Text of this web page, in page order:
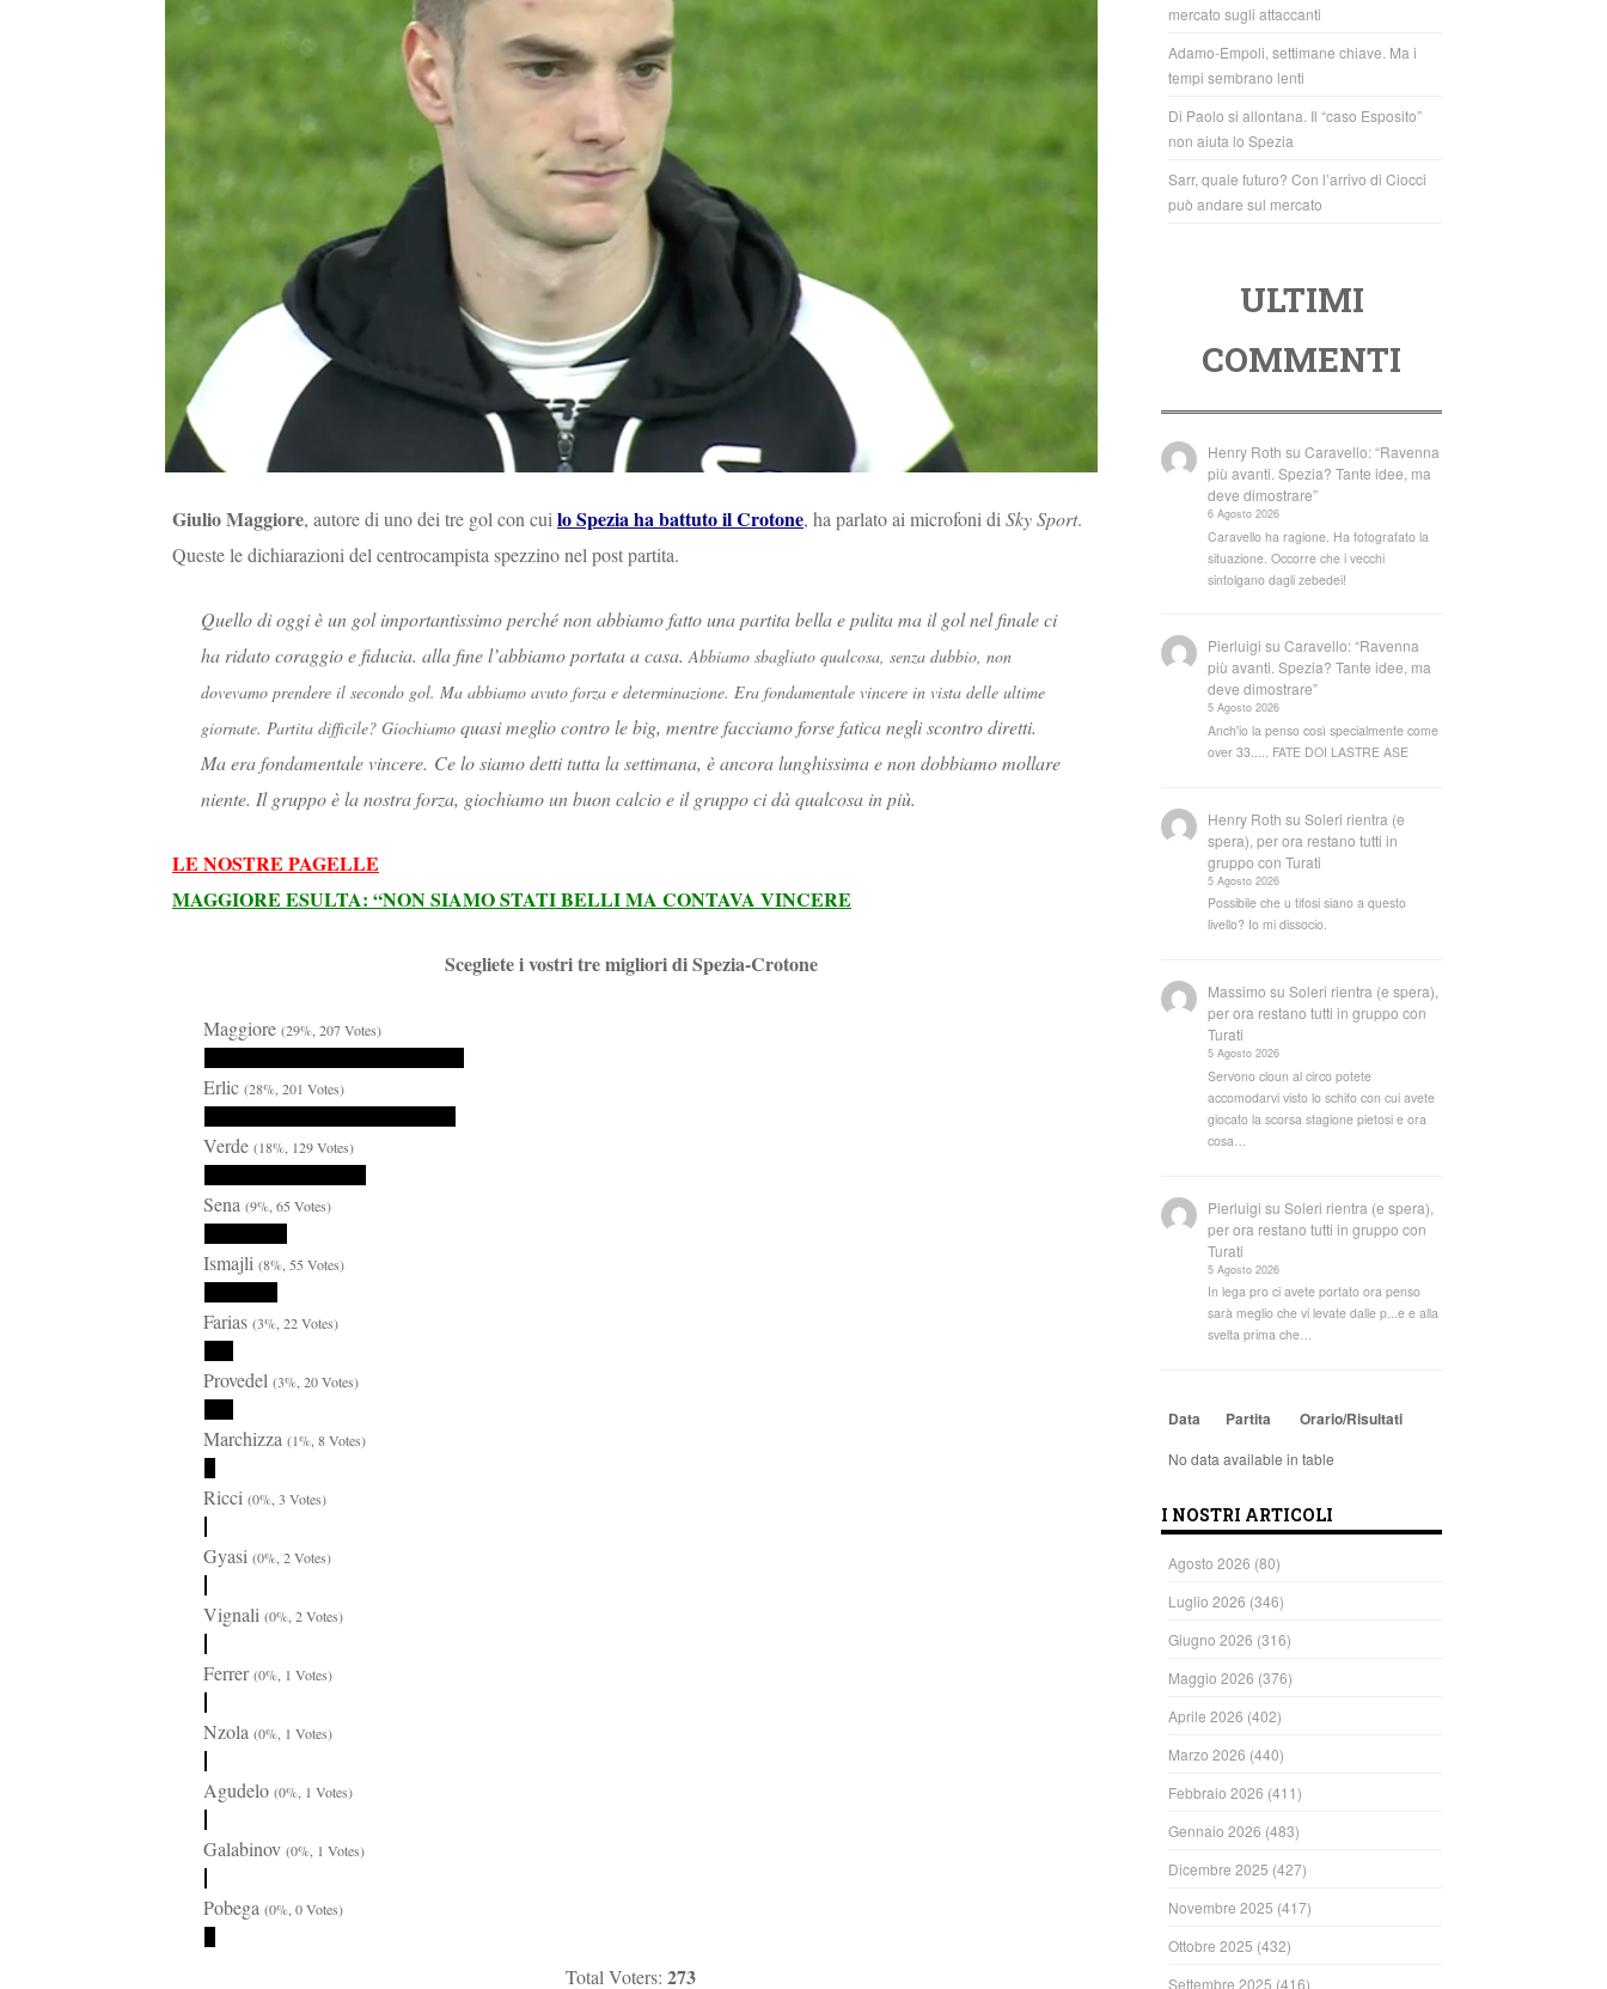
Giulio Maggiore, autore di uno dei tre gol con cui lo Spezia ha battuto il Crotone, ha parlato ai microfoni di Sky Sport.
Queste le dichiarazioni del centrocampista spezzino nel post partita.
Quello di oggi è un gol importantissimo perché non abbiamo fatto una partita bella e pulita ma il gol nel finale ci
ha ridato coraggio e fiducia. alla fine l’abbiamo portata a casa. Abbiamo sbagliato qualcosa, senza dubbio, non
dovevamo prendere il secondo gol. Ma abbiamo avuto forza e determinazione. Era fondamentale vincere in vista delle ultime
giornate. Partita difficile? Giochiamo quasi meglio contro le big, mentre facciamo forse fatica negli scontro diretti.
Ma era fondamentale vincere. Ce lo siamo detti tutta la settimana, è ancora lunghissima e non dobbiamo mollare
niente. Il gruppo è la nostra forza, giochiamo un buon calcio e il gruppo ci dà qualcosa in più.
LE NOSTRE PAGELLE
MAGGIORE ESULTA: “NON SIAMO STATI BELLI MA CONTAVA VINCERE
Scegliete i vostri tre migliori di Spezia-Crotone
Maggiore (29%, 207 Votes)
Erlic (28%, 201 Votes)
Verde (18%, 129 Votes)
Sena (9%, 65 Votes)
Ismajli (8%, 55 Votes)
Farias (3%, 22 Votes)
Provedel (3%, 20 Votes)
Marchizza (1%, 8 Votes)
Ricci (0%, 3 Votes)
Gyasi (0%, 2 Votes)
Vignali (0%, 2 Votes)
Ferrer(0%, 1 Votes)
Nzola (0%, 1 Votes)
Agudelo (0%, 1 Votes)
Galabinov (0%, 1 Votes)
Pobega (0%, 0 Votes)
Total Voters:273
mercato sugli attaccanti
Adamo-Empoli, settimane chiave. Ma i
tempi sembrano lenti
Di Paolo si allontana. Il “caso Esposito”
non aiuta lo Spezia
Sarr, quale futuro? Con l’arrivo di Ciocci
può andare sul mercato
ULTIMI
COMMENTI
Henry Roth suCaravello: “Ravenna
più avanti. Spezia? Tante idee, ma
deve dimostrare”
6 Agosto 2026
Caravello ha ragione. Ha fotografato la
situazione. Occorre che i vecchi
sintolgano dagli zebedei!
Pierluigi suCaravello: “Ravenna
più avanti. Spezia? Tante idee, ma
deve dimostrare”
5 Agosto 2026
Anch'io la penso così specialmente come
over 33..... FATE DOI LASTRE ASE
Henry Roth suSoleri rientra (e
spera), per ora restano tutti in
gruppo con Turati
5 Agosto 2026
Possibile che u tifosi siano a questo
livello? Io mi dissocio.
Massimo suSoleri rientra (e spera),
per ora restano tutti in gruppo con
Turati
5 Agosto 2026
Servono cloun al circo potete
accomodarvi visto lo schifo con cui avete
giocato la scorsa stagione pietosi e ora
cosa…
Pierluigi suSoleri rientra (e spera),
per ora restano tutti in gruppo con
Turati
5 Agosto 2026
In lega pro ci avete portato ora penso
sarà meglio che vi levate dalle p...e e alla
svelta prima che…
Data Partita Orario/Risultati
No data available in table
I NOSTRI ARTICOLI
Agosto 2026 (80)
Luglio 2026 (346)
Giugno 2026 (316)
Maggio 2026 (376)
Aprile 2026 (402)
Marzo 2026 (440)
Febbraio 2026 (411)
Gennaio 2026 (483)
Dicembre 2025 (427)
Novembre 2025 (417)
Ottobre 2025 (432)
Settembre 2025 (416)